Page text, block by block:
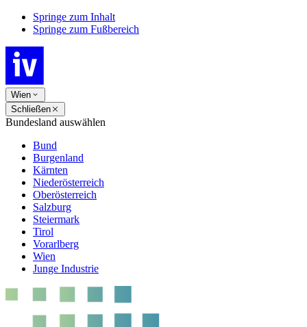
Springe zum Inhalt
Springe zum Fußbereich
Wien
Schließen
Bundesland auswählen
Bund
Burgenland
Kärnten
Niederösterreich
Oberösterreich
Salzburg
Steiermark
Tirol
Vorarlberg
Wien
Junge Industrie